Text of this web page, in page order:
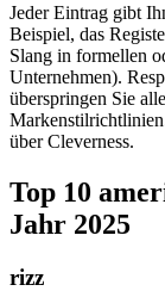
Jeder Eintrag gibt
Beispiel, das
Slang in formellen
Unternehmen).
überspringen Sie
über Cleverness.
Top 10
Jahr 2025
rizz